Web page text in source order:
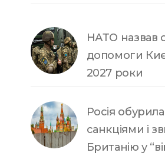
НАТО назвав
допомоги
2027 роки
Росія
санкціями і
Британію у